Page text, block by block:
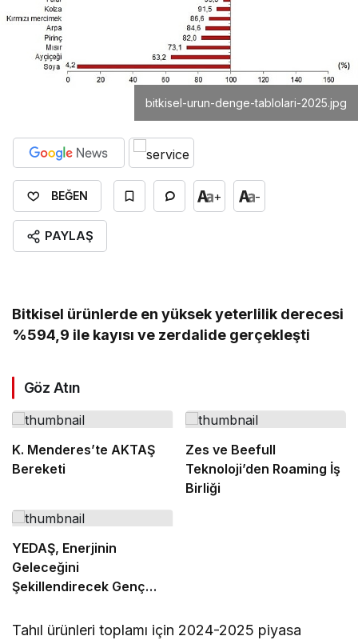
bitkisel-urun-denge-tablolari-2025.jpg
BEĞEN + -
PAYLAŞ
Bitkisel ürünlerde en yüksek yeterlilik derecesi
%594,9 ile kayısı ve zerdalide gerçekleşti
Göz Atın
K. Menderes’te AKTAŞ
Bereketi
Zes ve Beefull
Teknoloji’den Roaming İş
Birliği
YEDAŞ, Enerjinin
Geleceğini
Şekillendirecek Genç
Tahıl ürünleri toplamı için 2024-2025 piyasa